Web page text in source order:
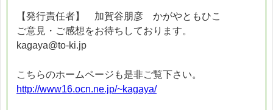
【発行責任者】 加賀谷朋彦 かがやともひこ
ご意見・ご感想をお待ちしております。
kagaya@to-ki.jp
こちらのホームページも是非ご覧下さい。
http://www16.ocn.ne.jp/~kagaya/